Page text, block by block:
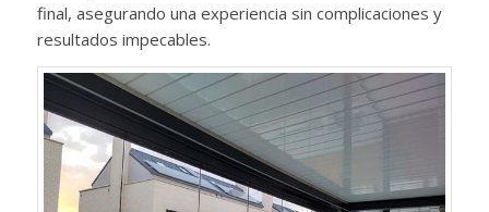
final, asegurando una experiencia sin complicaciones y
resultados impecables.